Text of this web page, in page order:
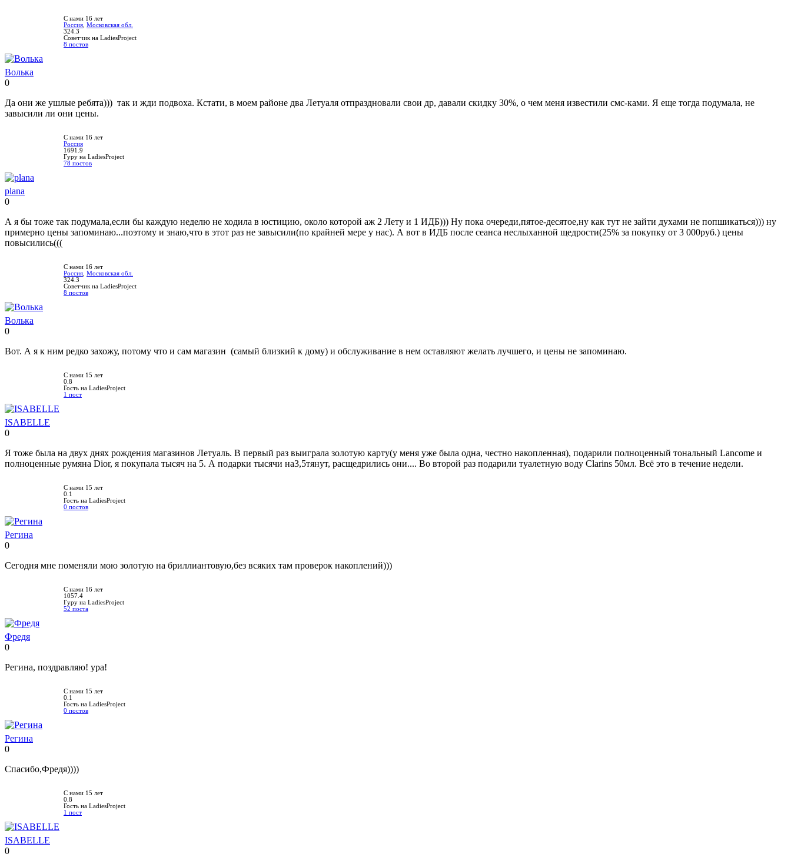
С нами 16 лет
Россия Московская обл.
324.3
Советчик на LadiesProject
8 постов
Волька
0
Да они же ушлые ребята))) так и жди подвоха. Кстати, в моем районе два Летуаля отпраздновали свои др, давали скидку 30%, о чем меня известили смс-ками. Я еще тогда подумала, не
завысили ли они цены.
С нами 16 лет
Россия
1691.9
Гуру на LadiesProject
78 постов
plana
0
А я бы тоже так подумала,если бы каждую неделю не ходила в юстицию, около которой аж 2 Лету и 1 ИДБ))) Ну пока очереди,пятое-десятое,ну как тут не зайти духами не попшикаться))) ну
примерно цены запоминаю...поэтому и знаю,что в этот раз не завысили(по крайней мере у нас). А вот в ИДБ после сеанса неслыханной щедрости(25% за покупку от 3 000руб.) цены
повысились(((
С нами 16 лет
Россия Московская обл.
324.3
Советчик на LadiesProject
8 постов
Волька
0
Вот. А я к ним редко захожу, потому что и сам магазин (самый близкий к дому) и обслуживание в нем оставляют желать лучшего, и цены не запоминаю.
С нами 15 лет
0.8
Гость на LadiesProject
1 пост
ISABELLE
0
Я тоже была на двух днях рождения магазинов Летуаль. В первый раз выиграла золотую карту(у меня уже была одна, честно накопленная), подарили полноценный тональный Lancome и
полноценные румяна Dior, я покупала тысяч на 5. А подарки тысячи на3,5тянут, расщедрились они.... Во второй раз подарили туалетную воду Clarins 50мл. Всё это в течение недели.
С нами 15 лет
0.1
Гость на LadiesProject
0 постов
Регина
0
Сегодня мне поменяли мою золотую на бриллиантовую,без всяких там проверок накоплений)))
С нами 16 лет
1057.4
Гуру на LadiesProject
52 поста
Фредя
0
Регина, поздравляю! ура!
С нами 15 лет
0.1
Гость на LadiesProject
0 постов
Регина
0
Спасибо,Фредя))))
С нами 15 лет
0.8
Гость на LadiesProject
1 пост
ISABELLE
0